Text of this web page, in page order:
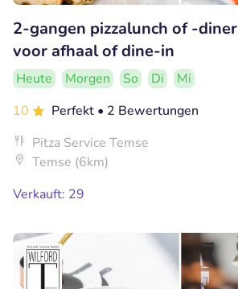
2-gangen pizzalunch of -
voor afhaal of dine-in
Heute Morgen So Di
Mi
10
Perfekt • 2 Bewertungen
Pitza Service Temse
Temse (6km)
Verkauft: 29